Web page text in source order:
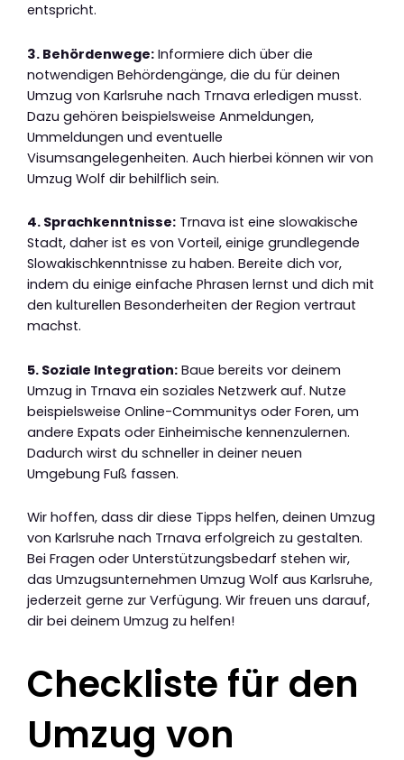
entspricht.
3. Behördenwege: Informiere dich über die
notwendigen Behördengänge, die du für deinen
Umzug von Karlsruhe nach Trnava erledigen musst.
Dazu gehören beispielsweise Anmeldungen,
Ummeldungen und eventuelle
Visumsangelegenheiten. Auch hierbei können wir von
Umzug Wolf dir behilflich sein.
4. Sprachkenntnisse: Trnava ist eine slowakische
Stadt, daher ist es von Vorteil, einige grundlegende
Slowakischkenntnisse zu haben. Bereite dich vor,
indem du einige einfache Phrasen lernst und dich mit
den kulturellen Besonderheiten der Region vertraut
machst.
5. Soziale Integration: Baue bereits vor deinem
Umzug in Trnava ein soziales Netzwerk auf. Nutze
beispielsweise Online-Communitys oder Foren, um
andere Expats oder Einheimische kennenzulernen.
Dadurch wirst du schneller in deiner neuen
Umgebung Fuß fassen.
Wir hoffen, dass dir diese Tipps helfen, deinen Umzug
von Karlsruhe nach Trnava erfolgreich zu gestalten.
Bei Fragen oder Unterstützungsbedarf stehen wir,
das Umzugsunternehmen Umzug Wolf aus Karlsruhe,
jederzeit gerne zur Verfügung. Wir freuen uns darauf,
dir bei deinem Umzug zu helfen!
Checkliste für den
Umzug von